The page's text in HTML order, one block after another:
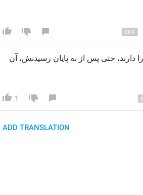
دارند، حتی پس از به پایان رسیدنش،
1
ADD TRANSLATION